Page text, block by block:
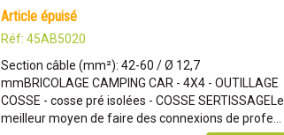
article épuisé
Réf: 45AB5020
Section câble (mm²): 42-60 / Ø 12,7
mmBRICOLAGE CAMPING CAR - 4X4 - OUTILLAGE
COSSE - cosse pré isolées - COSSE SERTISSAGELe
meilleur moyen de faire des connexions de profe...